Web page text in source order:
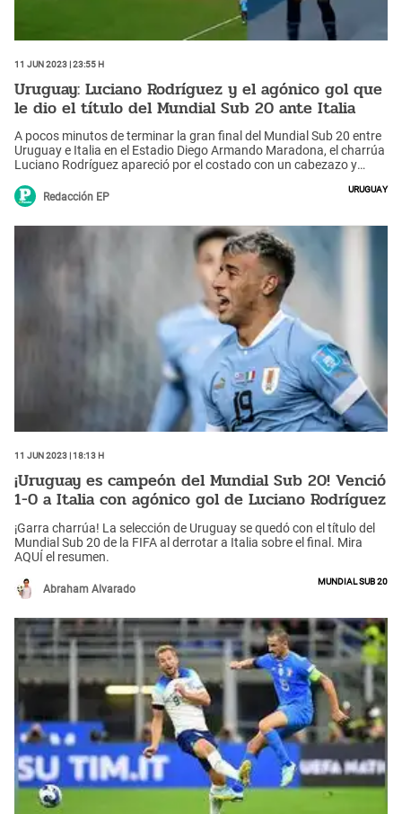
11 Jun 2023 | 23:55 h
Uruguay: Luciano Rodríguez y el agónico gol que
le dio el título del Mundial Sub 20 ante Italia
A pocos minutos de terminar la gran final del Mundial Sub 20 entre
Uruguay e Italia en el Estadio Diego Armando Maradona, el charrúa
Luciano Rodríguez apareció por el costado con un cabezazo y
Sudamérica.
Redacción EP
Uruguay
11 Jun 2023 | 18:13 h
¡Uruguay es campeón del Mundial Sub 20! Venció
1-0 a Italia con agónico gol de Luciano Rodríguez
¡Garra charrúa! La selección de Uruguay se quedó con el título del
Mundial Sub 20 de la FIFA al derrotar a Italia sobre el final. Mira
AQUÍ el resumen.
Abraham Alvarado
Mundial Sub 20